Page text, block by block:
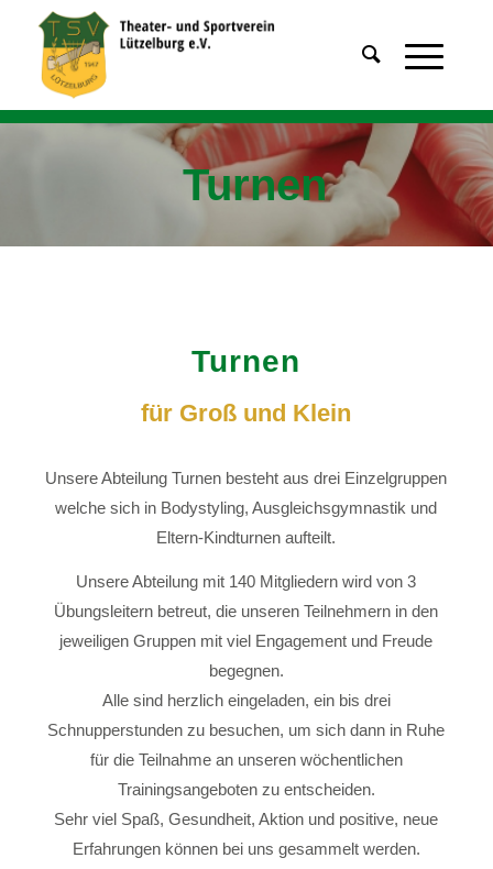
Turnen
Turnen
für Groß und Klein
Unsere Abteilung Turnen besteht aus drei Einzelgruppen
welche sich in Bodystyling, Ausgleichsgymnastik und
Eltern-Kindturnen aufteilt.
Unsere Abteilung mit 140 Mitgliedern wird von 3
Übungsleitern betreut, die unseren Teilnehmern in den
jeweiligen Gruppen mit viel Engagement und Freude
begegnen.
Alle sind herzlich eingeladen, ein bis drei
Schnupperstunden zu besuchen, um sich dann in Ruhe
für die Teilnahme an unseren wöchentlichen
Trainingsangeboten zu entscheiden.
Sehr viel Spaß, Gesundheit, Aktion und positive, neue
Erfahrungen können bei uns gesammelt werden.